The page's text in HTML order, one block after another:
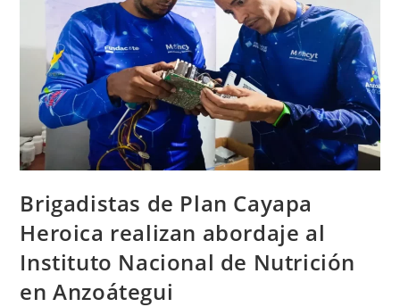
Brigadistas de Plan Cayapa
Heroica realizan abordaje al
Instituto Nacional de Nutrición
en Anzoátegui